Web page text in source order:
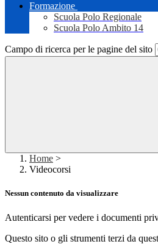
Formazione
Scuola Polo Regionale
Scuola Polo Ambito 14
Campo di ricerca per le pagine del sito
Home >
Videocorsi
Nessun contenuto da visualizzare
Autenticarsi per vedere i documenti
Questo sito o gli strumenti terzi da